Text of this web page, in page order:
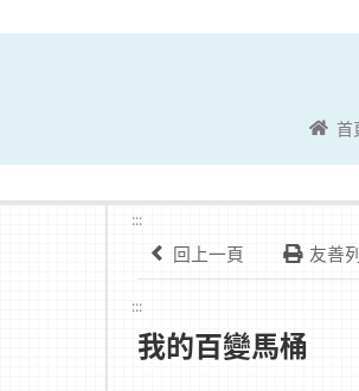
首
:::
回上一頁 友善
:::
我的百變馬桶